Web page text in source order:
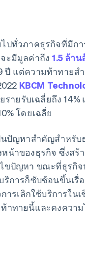
ทั่วภาคธุรกิจที่มีกา
ะมีมูลค่าถึง 1.5 ล้า
ปี แต่ความท้าทาย
KBCM
ายรับเฉลี่ยถึง 14%
โดยเฉลี่ย
ปัญหาสําคัญสําหรับ
าของธุรกิจ ซึ่งสร้
ขปัญหา ขณะที่ธุรกิ
การก็ซับซ้อนขึ้นเรื่
ารเลิกใช้บริการใน
าทายนี้และคงควา